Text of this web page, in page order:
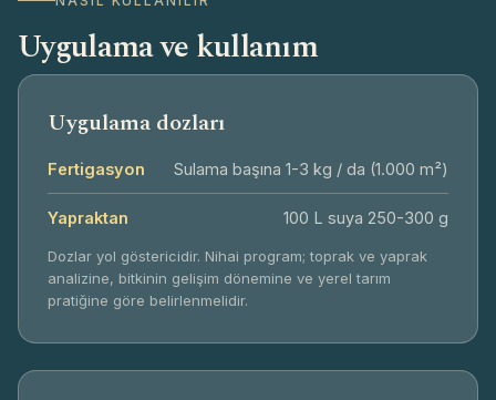
Uygulama ve kullanım
Uygulama dozları
Fertigasyon Sulama başına 1-3 kg / da (1.000 m²)
Yapraktan 100 L suya 250-300 g
Dozlar yol göstericidir. Nihai program; toprak ve yaprak
analizine, bitkinin gelişim dönemine ve yerel tarım
pratiğine göre belirlenmelidir.
Zorunlu çerezler
Sitenin temel işlevleri, güvenlik ve form
gönderimi için gereklidir. Bu çerezler
Her zaman aktif